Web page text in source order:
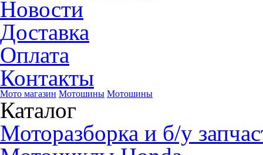
Новости
Доставка
Оплата
Контакты
Мото магазин Мотошины Мотошины
Каталог
Моторазборка и б/у